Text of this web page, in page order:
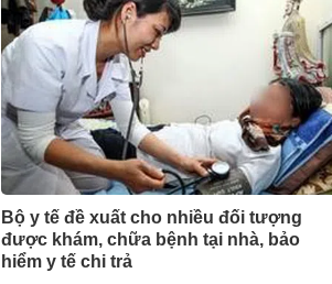
Bộ y tế đề xuất cho nhiều đối tượng
được khám, chữa bệnh tại nhà, bảo
hiểm y tế chi trả